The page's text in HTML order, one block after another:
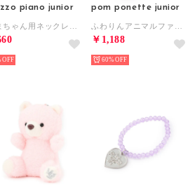
piano junior pom ponette junior
￥1,188
60%